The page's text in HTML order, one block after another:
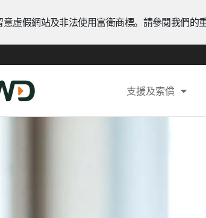
虛假網站及非法使用富衛商標。請參閱我們的
支援及索償